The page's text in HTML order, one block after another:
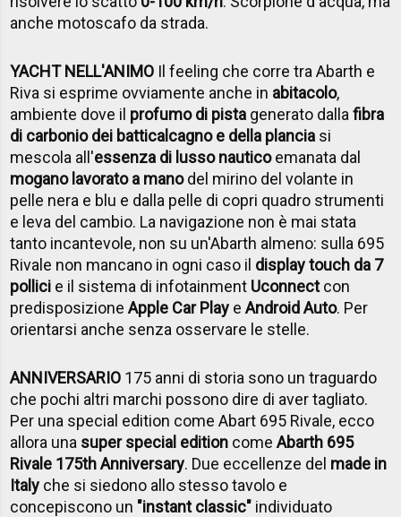
anche motoscafo da strada.
YACHT NELL'ANIMO Il feeling che corre tra Abarth e
Riva si esprime ovviamente anche in abitacolo,
ambiente dove il profumo di pista generato dallafibra
di carbonio dei batticalcagno e della plancia si
mescola all'essenza di lusso nauticoemanata dal
mogano lavorato a manodel mirino del volante in
pelle nera e blu e dalla pelle di copri quadro strumenti
e leva del cambio. La navigazione non è mai stata
tanto incantevole, non su un'Abarth almeno: sulla 695
Rivale non mancano in ogni caso il display touch da 7
pollici e il sistema di infotainment Uconnectcon
predisposizioneApple Car Play eAndroid Auto. Per
orientarsi anche senza osservare le stelle.
ANNIVERSARIO 175 anni di storia sono un traguardo
che pochi altri marchi possono dire di aver tagliato.
Per una special edition come Abart 695 Rivale, ecco
allora una super special edition comeAbarth 695
Rivale 175th Anniversary. Due eccellenze del made in
Italy che si siedono allo stesso tavolo e
concepiscono un "instant classic" individuato